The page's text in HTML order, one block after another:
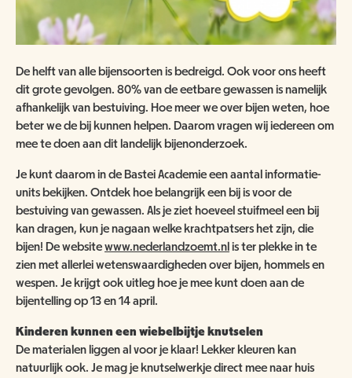
De helft van alle bijensoorten is bedreigd. Ook voor ons heeft
dit grote gevolgen. 80% van de eetbare gewassen is namelijk
afhankelijk van bestuiving. Hoe meer we over bijen weten, hoe
beter we de bij kunnen helpen. Daarom vragen wij iedereen om
mee te doen aan dit landelijk bijenonderzoek.
Je kunt daarom in de Bastei Academie een aantal informatie-
units bekijken. Ontdek hoe belangrijk een bij is voor de
bestuiving van gewassen. Als je ziet hoeveel stuifmeel een bij
kan dragen, kun je nagaan welke krachtpatsers het zijn, die
bijen! De websitewww.nederlandzoemt.nl is ter plekke in te
zien met allerlei wetenswaardigheden over bijen, hommels en
wespen. Je krijgt ook uitleg hoe je mee kunt doen aan de
bijentelling op 13 en 14 april.
Kinderen kunnen een wiebelbijtje knutselen
De materialen liggen al voor je klaar! Lekker kleuren kan
natuurlijk ook. Je mag je knutselwerkje direct mee naar huis